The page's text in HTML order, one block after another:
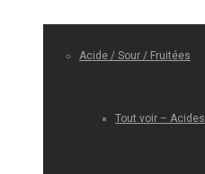
Acide / Sour / Fruitées
Tout voir – Acides